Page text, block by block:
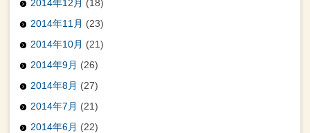
2014年12月 (18)
2014年11月 (23)
2014年10月 (21)
2014年9月 (26)
2014年8月 (27)
2014年7月 (21)
2014年6月 (22)